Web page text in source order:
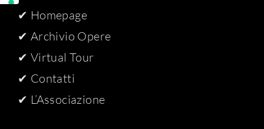
✔ Homepage
✔ Archivio Opere​
✔ Virtual Tour
✔ Contatti
✔ L’Associazione